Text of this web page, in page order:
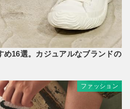
め16選。カジュアルなブランドの
ファッション